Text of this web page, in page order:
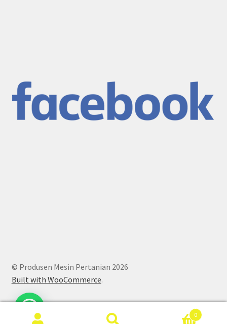
© Produsen Mesin Pertanian 2026
Built with WooCommerce.
0